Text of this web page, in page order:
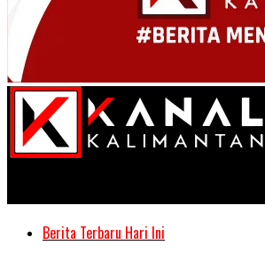
Berita Terbaru Hari Ini